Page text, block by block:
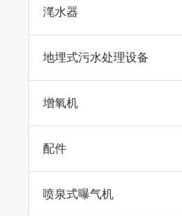
滗水器
地埋式污水处理设备
增氧机
配件
喷泉式曝气机